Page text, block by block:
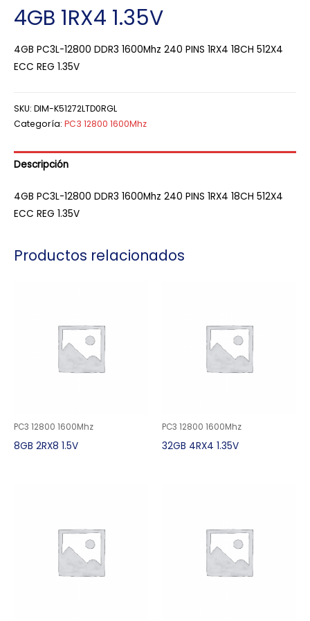
4GB 1RX4 1.35V
4GB PC3L-12800 DDR3 1600Mhz 240 PINS 1RX4 18CH 512X4
ECC REG 1.35V
SKU: DIM-K51272LTD0RGL
Categoría: PC3 12800 1600Mhz
Descripción
4GB PC3L-12800 DDR3 1600Mhz 240 PINS 1RX4 18CH 512X4
ECC REG 1.35V
Productos relacionados
PC3 12800 1600Mhz
8GB 2RX8 1.5V
PC3 12800 1600Mhz
32GB 4RX4 1.35V